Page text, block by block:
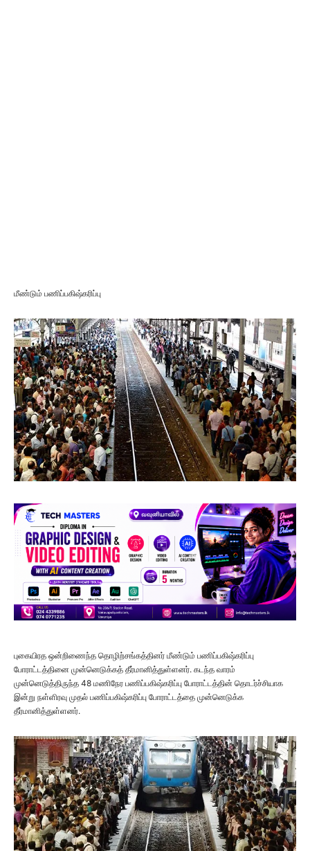
மீண்டும் பணிப்பகிஷ்கரிப்பு
புகையிரத ஒன்றிணைந்த தொழிற்சங்கத்தினர் மீண்டும் பணிப்பகிஷ்கரிப்பு
போராட்டத்தினை முன்னெடுக்கத் தீர்மானித்துள்ளனர். கடந்த வாரம்
முன்னெடுத்திருந்த 48 மணிநேர பணிப்பகிஷ்கரிப்பு போராட்டத்தின் தொடர்ச்சியாக
இன்று நள்ளிரவு முதல் பணிப்பகிஷ்கரிப்பு போராட்டத்தை முன்னெடுக்க
தீர்மானித்துள்ளனர்.